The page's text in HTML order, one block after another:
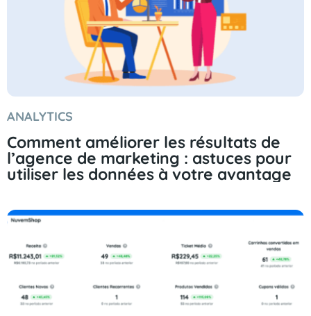
ANALYTICS
Comment améliorer les résultats de
l’agence de marketing : astuces pour
utiliser les données à votre avantage